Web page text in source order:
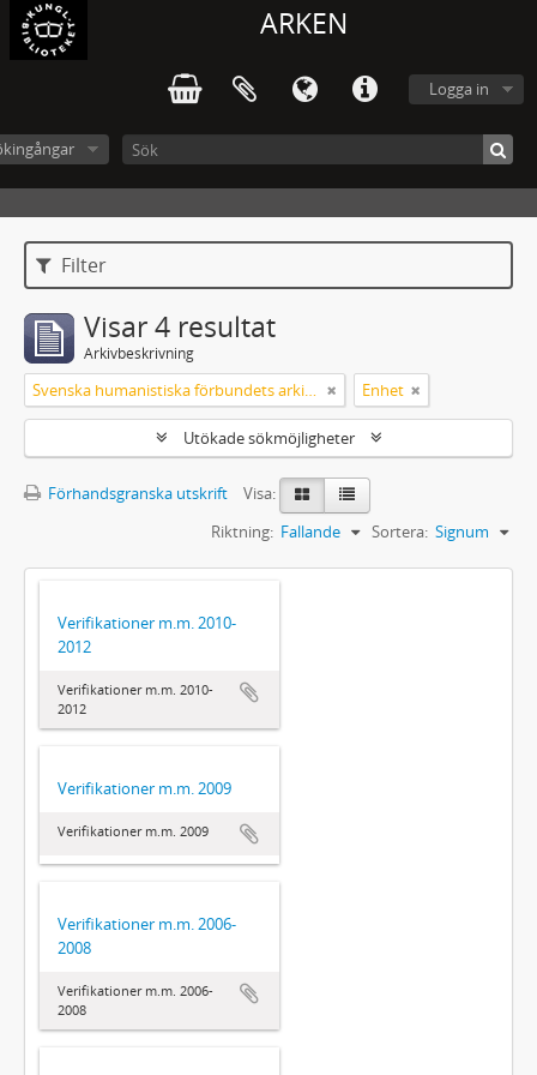
ARKEN
Logga in
Filter
Visar 4 resultat
Arkivbeskrivning
Svenska humanistiska förbundets arkiv: handlingar 2003-2012 Enhet
Utökade sökmöjligheter
Förhandsgranska utskrift
Visa:
Sortera: Signum
Riktning: Fallande
Verifikationer m.m. 2010-
2012
Verifikationer m.m. 2010-
2012
Verifikationer m.m. 2009
Verifikationer m.m. 2009
Verifikationer m.m. 2006-
2008
Verifikationer m.m. 2006-
2008